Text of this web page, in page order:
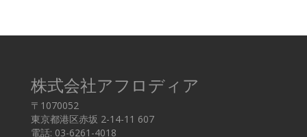
株式会社アフロディア
〒1070052
東京都港区赤坂 2-14-11 607
電話: 03-6261-4018